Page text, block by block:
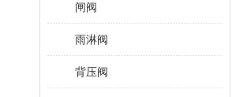
闸阀
雨淋阀
背压阀